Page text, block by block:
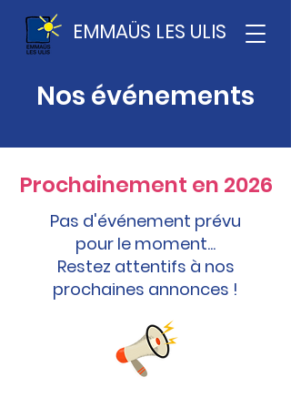
EMMAÜS LES ULIS
Nos événements
Prochainement en 2026
Pas d'événement prévu
pour le moment...
Restez attentifs à nos
prochaines annonces !